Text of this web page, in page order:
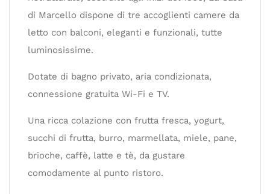
di Marcello dispone di tre accoglienti camere da
letto con balconi, eleganti e funzionali, tutte
luminosissime.
Dotate di bagno privato, aria condizionata,
connessione gratuita Wi-Fi e TV.
Una ricca colazione con frutta fresca, yogurt,
succhi di frutta, burro, marmellata, miele, pane,
brioche, caffè, latte e tè, da gustare
comodamente al punto ristoro.